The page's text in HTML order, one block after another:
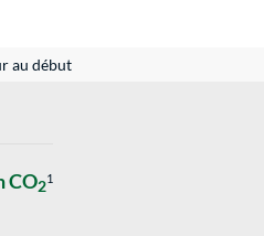
au début
CO21